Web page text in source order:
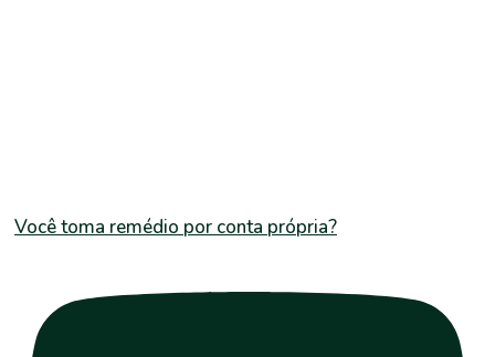
Você toma remédio por conta própria?